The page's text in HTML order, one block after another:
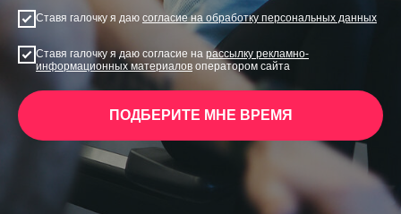
Ставя галочку я даю согласие на обработку персональных данных
Ставя галочку я даю согласие на рассылку рекламно-
информационных материалов оператором сайта
ПОДБЕРИТЕ МНЕ ВРЕМЯ